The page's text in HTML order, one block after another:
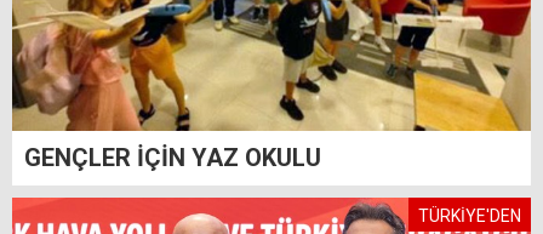
GENÇLER İÇİN YAZ OKULU
TÜRKİYE'DEN